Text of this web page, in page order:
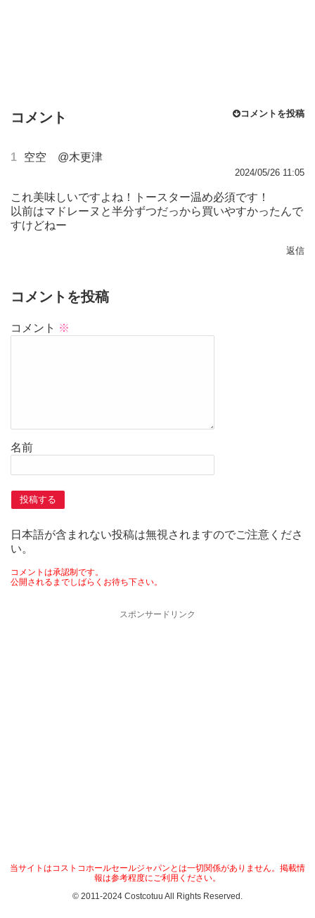
コメント コメントを投稿
1 空空 @木更津
2024/05/26 11:05
これ美味しいですよね！トースター温め必須です！
以前はマドレーヌと半分ずつだっから買いやすかったんで
すけどねー
返信
コメントを投稿
コメント ※
名前
日本語が含まれない投稿は無視されますのでご注意くださ
い。
コメントは承認制です。
公開されるまでしばらくお待ち下さい。
スポンサードリンク
当サイトはコストコホールセールジャパンとは一切関係がありません。掲載情
報は参考程度にご利用ください。
© 2011-2024 Costcotuu All Rights Reserved.